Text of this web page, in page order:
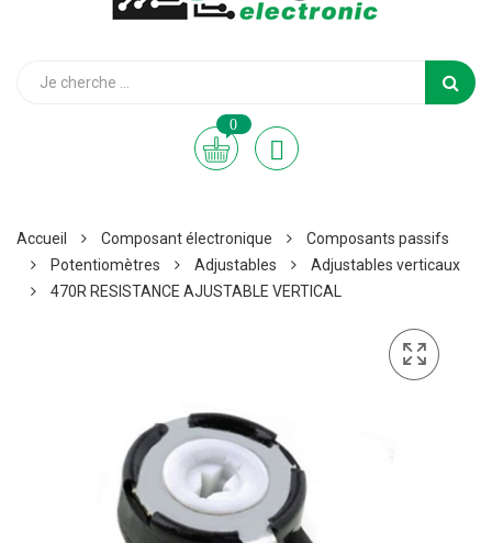
0
Accueil Composant électronique
Composants passifs
Potentiomètres
Adjustables
Adjustables verticaux
470R RESISTANCE AJUSTABLE VERTICAL